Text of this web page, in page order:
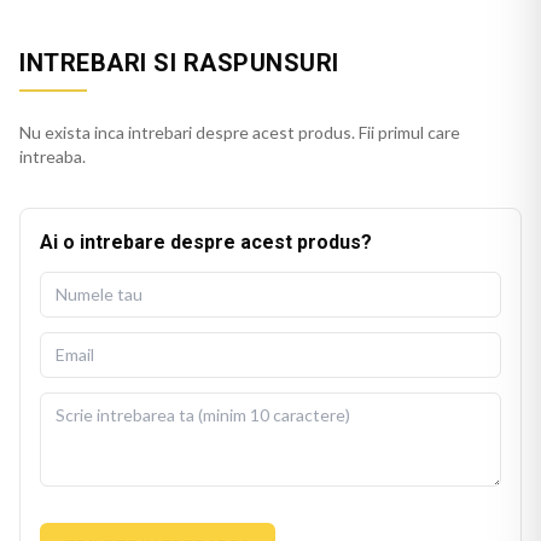
INTREBARI SI RASPUNSURI
Nu exista inca intrebari despre acest produs. Fii primul care
intreaba.
Ai o intrebare despre acest produs?